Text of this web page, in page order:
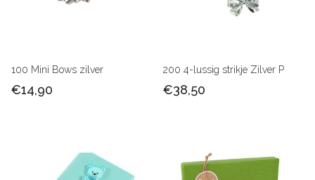
100 Mini Bows zilver
€14,90
200 4-lussig strikje Zilver P
€38,50